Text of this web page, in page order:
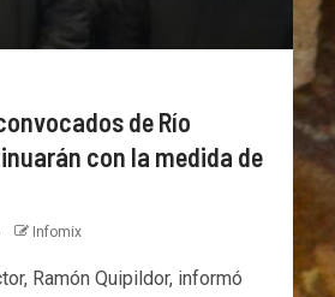
de Río
con la medida de
Infomix
Ramón Quipildor, informó